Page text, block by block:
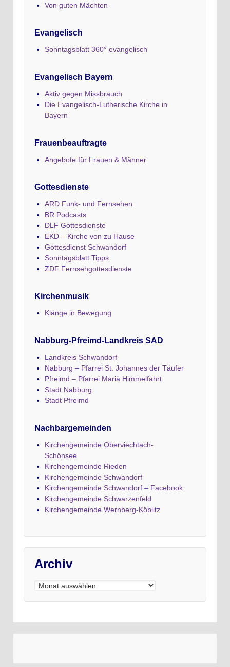
Von guten Mächten
Evangelisch
Sonntagsblatt 360° evangelisch
Evangelisch Bayern
Aktiv gegen Missbrauch
Die Evangelisch-Lutherische Kirche in
Bayern
Frauenbeauftragte
Angebote für Frauen & Männer
Gottesdienste
ARD Funk- und Fernsehen
BR Podcasts
DLF Gottesdienste
EKD – Kirche von zu Hause
Gottesdienst Schwandorf
Sonntagsblatt Tipps
ZDF Fernsehgottesdienste
Kirchenmusik
Klänge in Bewegung
Nabburg-Pfreimd-Landkreis SAD
Landkreis Schwandorf
Nabburg – Pfarrei St. Johannes der Täufer
Pfreimd – Pfarrei Mariä Himmelfahrt
Stadt Nabburg
Stadt Pfreimd
Nachbargemeinden
Kirchengemeinde Oberviechtach-
Schönsee
Kirchengemeinde Rieden
Kirchengemeinde Schwandorf
Kirchengemeinde Schwandorf – Facebook
Kirchengemeinde Schwarzenfeld
Kirchengemeinde Wernberg-Köblitz
Archiv
Archiv